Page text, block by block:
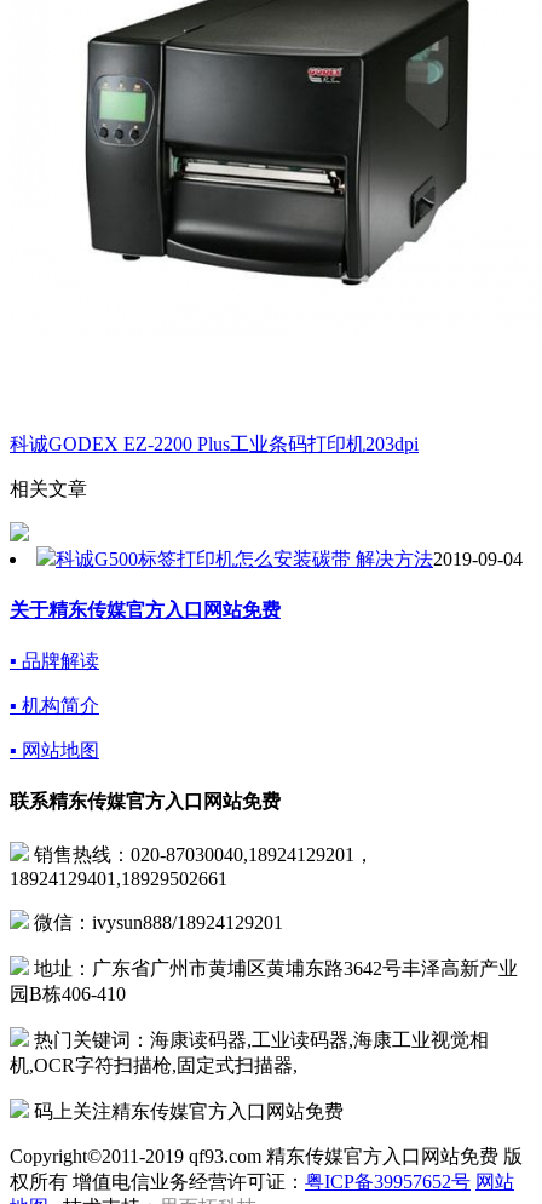
科诚GODEX EZ-2200 Plus工业条码打印机203dpi
相关文章
科诚G500标签打印机怎么安装碳带 解决方法2019-09-04
关于精东传媒官方入口网站免费
▪ 品牌解读
▪ 机构简介
▪ 网站地图
联系精东传媒官方入口网站免费
销售热线：020-87030040,18924129201，
18924129401,18929502661
微信：ivysun888/18924129201
地址：广东省广州市黄埔区黄埔东路3642号丰泽高新产业
园B栋406-410
热门关键词：海康读码器,工业读码器,海康工业视觉相
机,OCR字符扫描枪,固定式扫描器,
码上关注精东传媒官方入口网站免费
Copyright©2011-2019 qf93.com 精东传媒官方入口网站免费 版
权所有 增值电信业务经营许可证： 粤ICP备39957652号 网站